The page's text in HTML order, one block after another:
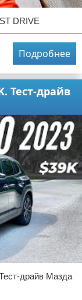
DRIVE
Подробнее
Тест-драйв
драйв Мазда